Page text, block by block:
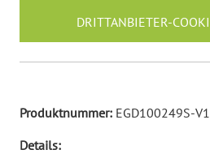
DRITTANBIETER-
Produktnummer: EGD100249S-V1
Details: